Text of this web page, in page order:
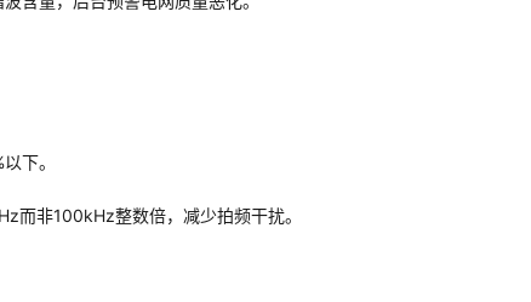
下。
而非100kHz整数倍，减少拍频干扰。